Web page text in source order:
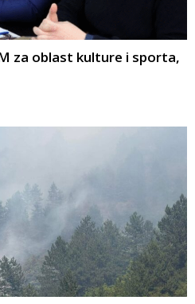
za oblast kulture i sporta,